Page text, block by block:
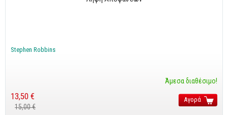
Stephen Robbins
Άμεσα διαθέσιμο!
13,50 €
15,00 €
Αγορά